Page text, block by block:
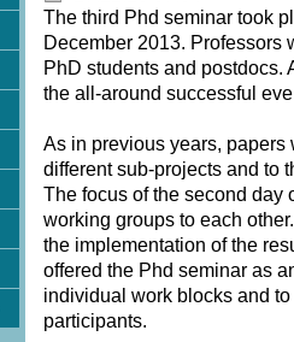
The third Phd seminar took
December 2013. Professors
PhD students and postdocs.
the all-around successful
As in previous years, papers
different sub-projects and to
The focus of the second day
working groups to each
the implementation of the
offered the Phd seminar as
individual work blocks and
participants.